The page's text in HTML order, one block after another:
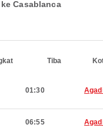
Casablanca
Tiba
01:30
06:55